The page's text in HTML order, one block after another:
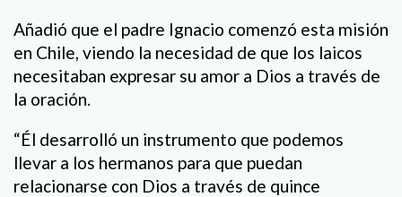
Añadió que el padre Ignacio comenzó esta misión
en Chile, viendo la necesidad de que los laicos
necesitaban expresar su amor a Dios a través de
la oración.
“Él desarrolló un instrumento que podemos
llevar a los hermanos para que puedan
relacionarse con Dios a través de quince